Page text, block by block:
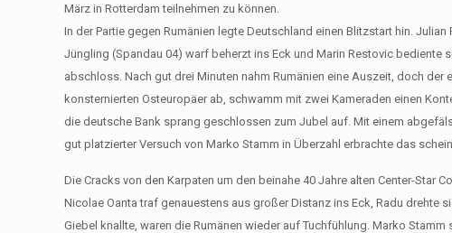
März in Rotterdam teilnehmen zu können.
In der Partie gegen Rumänien legte Deutschland einen Blitzstart hin.
Jüngling (Spandau 04) warf beherzt ins Eck und Marin Restovic bediente
abschloss. Nach gut drei Minuten nahm Rumänien eine Auszeit, doch
konsternierten Osteuropäer ab, schwamm mit zwei Kameraden einen
die deutsche Bank sprang geschlossen zum Jubel auf. Mit einem
gut platzierter Versuch von Marko Stamm in Überzahl erbrachte das
Die Cracks von den Karpaten um den beinahe 40 Jahre alten Center-Star
Nicolae Oanta traf genauestens aus großer Distanz ins Eck, Radu drehte
Giebel knallte, waren die Rumänen wieder auf Tuchfühlung. Marko